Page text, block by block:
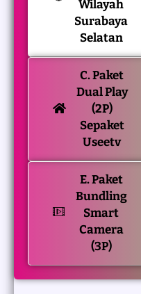
Wilayah
Surabaya
Selatan
C. Paket
Dual Play
(2P)
Sepaket
Useetv
E. Paket
Bundling
Smart
Camera
(3P)